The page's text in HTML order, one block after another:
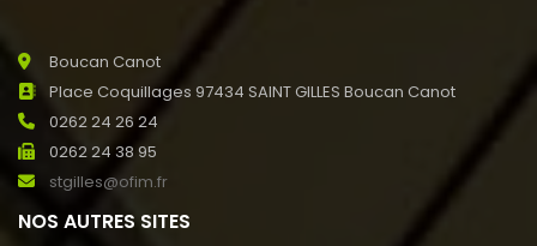
Boucan Canot
Place Coquillages 97434 SAINT GILLES Boucan Canot
0262 24 26 24
0262 24 38 95
stgilles@ofim.fr
NOS AUTRES SITES